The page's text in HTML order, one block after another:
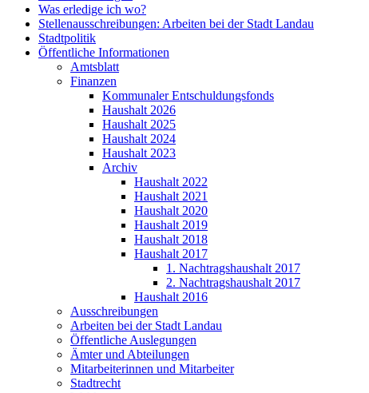
Was erledige ich wo?
Stellenausschreibungen: Arbeiten bei der Stadt Landau
Stadtpolitik
Öffentliche Informationen
Amtsblatt
Finanzen
Kommunaler Entschuldungsfonds
Haushalt 2026
Haushalt 2025
Haushalt 2024
Haushalt 2023
Archiv
Haushalt 2022
Haushalt 2021
Haushalt 2020
Haushalt 2019
Haushalt 2018
Haushalt 2017
1. Nachtragshaushalt 2017
2. Nachtragshaushalt 2017
Haushalt 2016
Ausschreibungen
Arbeiten bei der Stadt Landau
Öffentliche Auslegungen
Ämter und Abteilungen
Mitarbeiterinnen und Mitarbeiter
Stadtrecht